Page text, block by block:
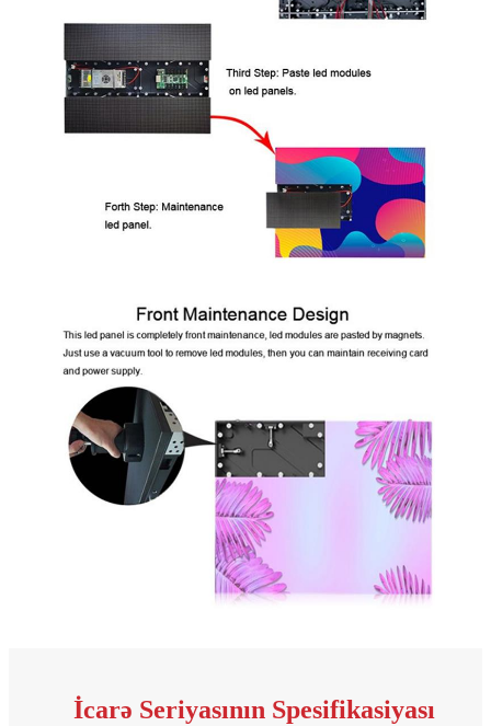
İcarə Seriyasının Spesifikasiyası